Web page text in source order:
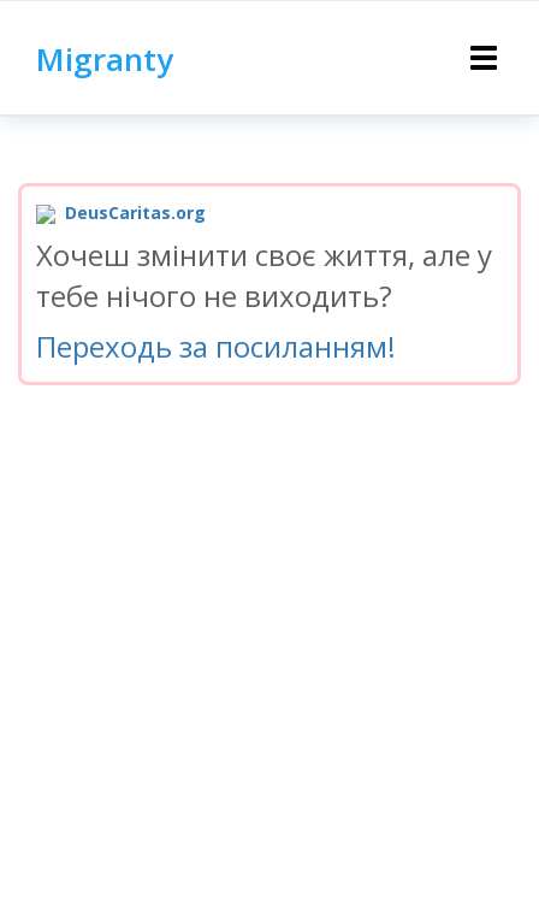
Toggle
Migranty
DeusCaritas.org
Хочеш змінити своє життя, але у
тебе нічого не виходить?
Переходь за посиланням!